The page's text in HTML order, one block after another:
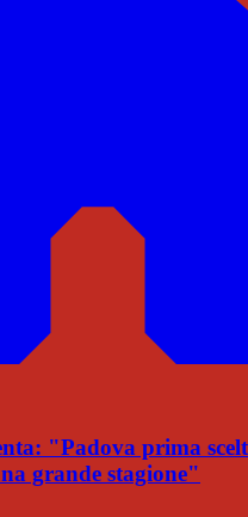
"Padova prima
grande stagione"